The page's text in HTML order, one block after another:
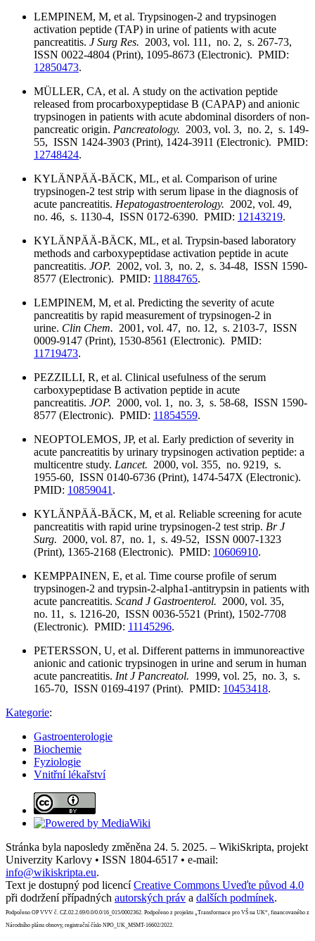
LEMPINEM, M, et al. Trypsinogen-2 and trypsinogen
activation peptide (TAP) in urine of patients with acute
pancreatitis. J Surg Res. 2003, vol. 111, no. 2, s. 267-73,
ISSN 0022-4804 (Print), 1095-8673 (Electronic). PMID:
12850473.
MÜLLER, CA, et al. A study on the activation peptide
released from procarboxypeptidase B (CAPAP) and anionic
trypsinogen in patients with acute abdominal disorders of non-
pancreatic origin. Pancreatology. 2003, vol. 3, no. 2, s. 149-
55, ISSN 1424-3903 (Print), 1424-3911 (Electronic). PMID:
12748424.
KYLÄNPÄÄ-BÄCK, ML, et al. Comparison of urine
trypsinogen-2 test strip with serum lipase in the diagnosis of
acute pancreatitis. Hepatogastroenterology. 2002, vol. 49,
no. 46, s. 1130-4, ISSN 0172-6390. PMID: 12143219.
KYLÄNPÄÄ-BÄCK, ML, et al. Trypsin-based laboratory
methods and carboxypeptidase activation peptide in acute
pancreatitis. JOP. 2002, vol. 3, no. 2, s. 34-48, ISSN 1590-
8577 (Electronic). PMID: 11884765.
LEMPINEM, M, et al. Predicting the severity of acute
pancreatitis by rapid measurement of trypsinogen-2 in
urine. Clin Chem. 2001, vol. 47, no. 12, s. 2103-7, ISSN
0009-9147 (Print), 1530-8561 (Electronic). PMID:
11719473.
PEZZILLI, R, et al. Clinical usefulness of the serum
carboxypeptidase B activation peptide in acute
pancreatitis. JOP. 2000, vol. 1, no. 3, s. 58-68, ISSN 1590-
8577 (Electronic). PMID: 11854559.
NEOPTOLEMOS, JP, et al. Early prediction of severity in
acute pancreatitis by urinary trypsinogen activation peptide: a
multicentre study. Lancet. 2000, vol. 355, no. 9219, s.
1955-60, ISSN 0140-6736 (Print), 1474-547X (Electronic).
PMID: 10859041 .
KYLÄNPÄÄ-BÄCK, M, et al. Reliable screening for acute
pancreatitis with rapid urine trypsinogen-2 test strip. Br J
Surg. 2000, vol. 87, no. 1, s. 49-52, ISSN 0007-1323
(Print), 1365-2168 (Electronic). PMID: 10606910.
KEMPPAINEN, E, et al. Time course profile of serum
trypsinogen-2 and trypsin-2-alpha1-antitrypsin in patients with
acute pancreatitis. Scand J Gastroenterol. 2000, vol. 35,
no. 11, s. 1216-20, ISSN 0036-5521 (Print), 1502-7708
(Electronic). PMID: 11145296.
PETERSSON, U, et al. Different patterns in immunoreactive
anionic and cationic trypsinogen in urine and serum in human
acute pancreatitis. Int J Pancreatol. 1999, vol. 25, no. 3, s.
165-70, ISSN 0169-4197 (Print). PMID: 10453418.
Kategorie:
Gastroenterologie
Biochemie
Fyziologie
Vnitřní lékařství
Stránka byla naposledy změněna 24. 5. 2025. – WikiSkripta, projekt
Univerzity Karlovy • ISSN 1804-6517 • e-mail:
info@wikiskripta.eu.
Text je dostupný pod licencíCreative Commons Uveďte původ 4.0
při dodržení případných autorských práv a dalších podmínek.
Podpořeno OP VVV č. CZ.02.2.69/0.0/0.0/16_015/0002362. Podpořeno z projektu „Transformace pro VŠ na UK“, financovaného z
Národního plánu obnovy, registrační číslo NPO_UK_MSMT-16602/2022.